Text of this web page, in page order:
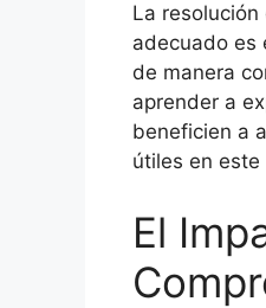
La
adecuado es
de manera
aprender a
beneficien a
útiles en este
El